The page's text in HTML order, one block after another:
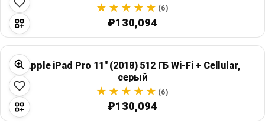
(6)
₽130,094
Apple iPad Pro 11" (2018) 512 ГБ Wi‑Fi + Cellular,
серый
(6)
₽130,094